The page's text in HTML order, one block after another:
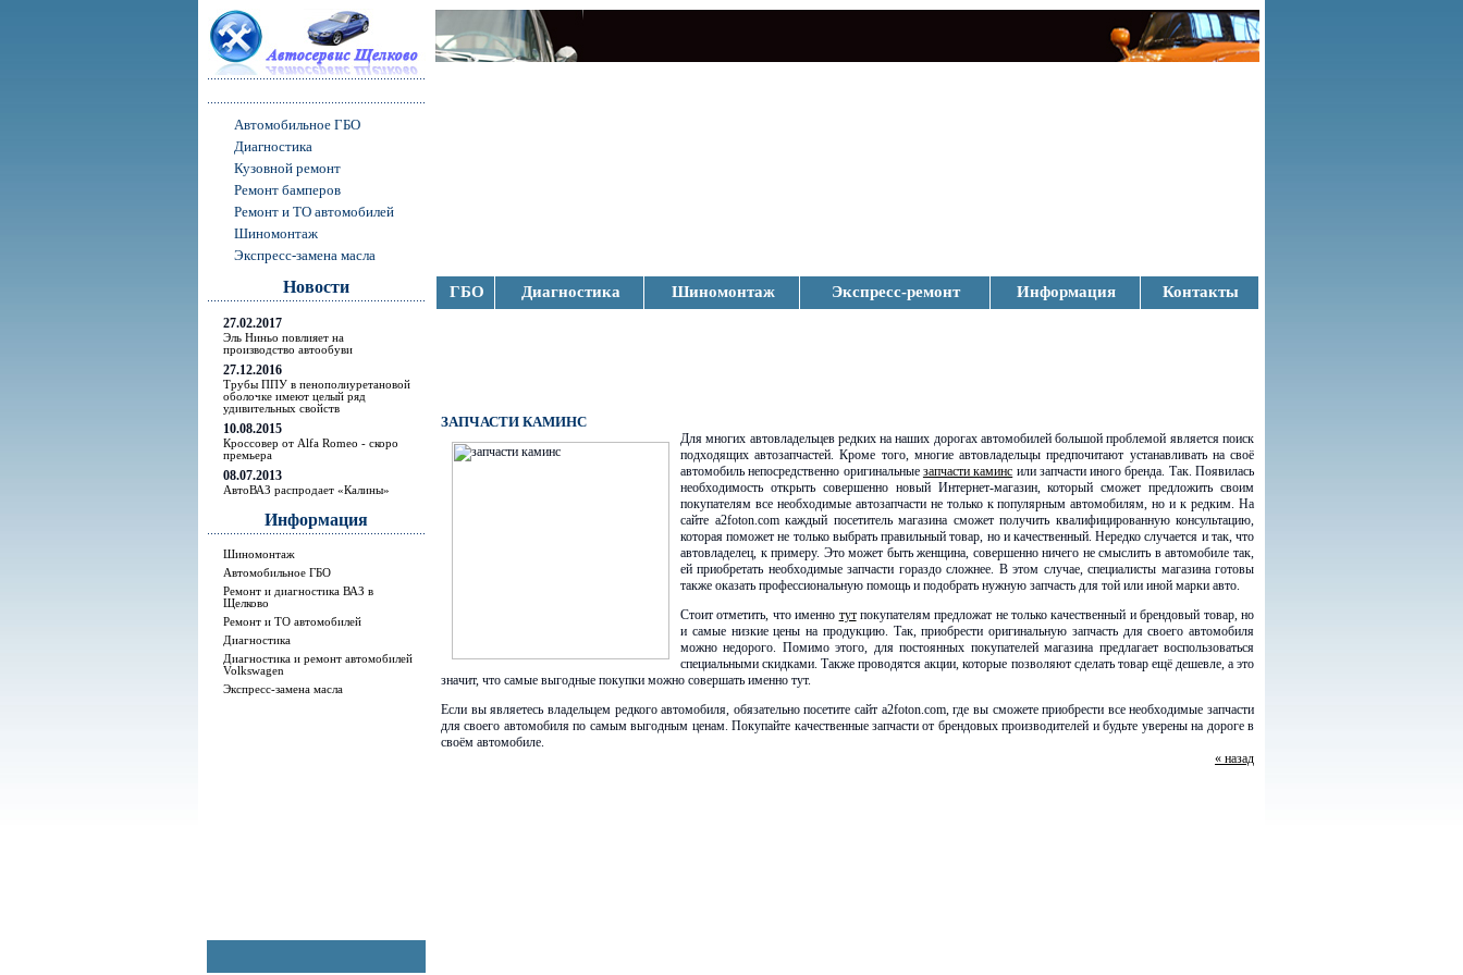
Автомобильное ГБО
Диагностика
Кузовной ремонт
Ремонт бамперов
Ремонт и ТО автомобилей
Шиномонтаж
Экспресс-замена масла
Новости
27.02.2017
Эль Ниньо повлияет на
производство автообуви
27.12.2016
Трубы ППУ в пенополиуретановой
оболочке имеют целый ряд
удивительных свойств
10.08.2015
Кроссовер от Alfa Romeo - скоро
премьера
08.07.2013
АвтоВАЗ распродает «Калины»
Информация
Шиномонтаж
Автомобильное ГБО
Ремонт и диагностика ВАЗ в
Щелково
Ремонт и ТО автомобилей
Диагностика
Диагностика и ремонт автомобилей
Volkswagen
Экспресс-замена масла
ГБО Диагностика Шиномонтаж Экспресс-ремонт Информация Контакты
ЗАПЧАСТИ КАМИНС
Для многих автовладельцев редких на наших дорогах автомобилей большой проблемой является поиск
подходящих автозапчастей. Кроме того, многие автовладельцы предпочитают устанавливать на своё
автомобиль непосредственно оригинальные запчасти каминс или запчасти иного бренда. Так. Появилась
необходимость открыть совершенно новый Интернет-магазин, который сможет предложить своим
покупателям все необходимые автозапчасти не только к популярным автомобилям, но и к редким. На
сайте a2foton.com каждый посетитель магазина сможет получить квалифицированную консультацию,
которая поможет не только выбрать правильный товар, но и качественный. Нередко случается и так, что
автовладелец, к примеру. Это может быть женщина, совершенно ничего не смыслить в автомобиле так,
ей приобретать необходимые запчасти гораздо сложнее. В этом случае, специалисты магазина готовы
также оказать профессиональную помощь и подобрать нужную запчасть для той или иной марки авто.
Стоит отметить, что именно тутпокупателям предложат не только качественный и брендовый товар, но
и самые низкие цены на продукцию. Так, приобрести оригинальную запчасть для своего автомобиля
можно недорого. Помимо этого, для постоянных покупателей магазина предлагает воспользоваться
специальными скидками. Также проводятся акции, которые позволяют сделать товар ещё дешевле, а это
значит, что самые выгодные покупки можно совершать именно тут.
Если вы являетесь владельцем редкого автомобиля, обязательно посетите сайт a2foton.com, где вы сможете приобрести все необходимые запчасти
для своего автомобиля по самым выгодным ценам. Покупайте качественные запчасти от брендовых производителей и будьте уверены на дороге в
своём автомобиле.
« назад